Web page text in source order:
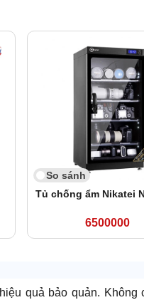
So sánh
Tủ chống ẩm Nikatei
6500000
quả bảo quản. Không